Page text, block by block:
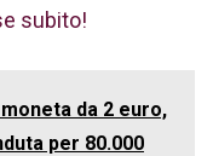
subito!
da 2 euro,
per 80.000